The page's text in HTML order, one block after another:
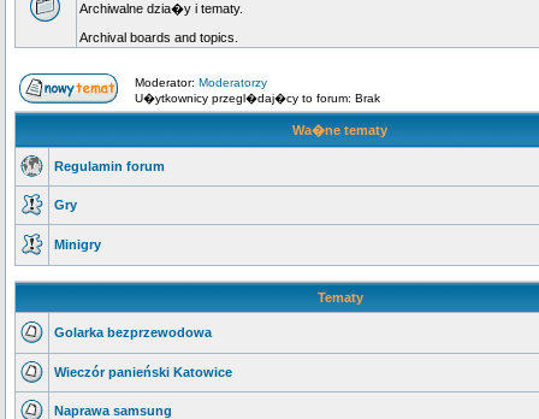
Archiwalne dzia�y i tematy.
Archival boards and topics.
Moderator: Moderatorzy
U�ytkownicy przegl�daj�cy to forum: Brak
Wa�ne tematy
Regulamin forum
Gry
Minigry
Tematy
Golarka bezprzewodowa
Wieczór panieński Katowice
Naprawa samsung